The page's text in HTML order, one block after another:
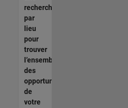
recherche
par
lieu
pour
trouver
l’ensemble
des
opportunités
de
votre